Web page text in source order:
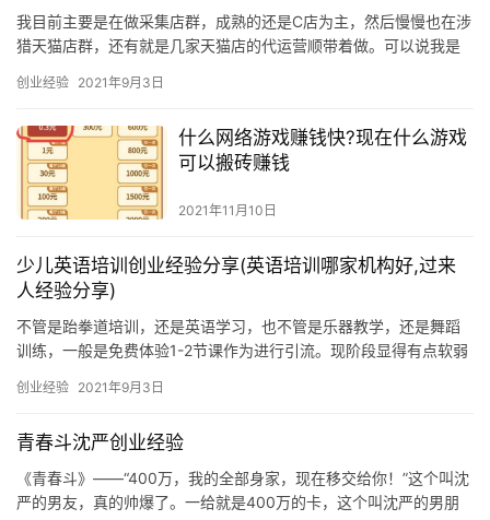
我目前主要是在做采集店群，成熟的还是C店为主，然后慢慢也在涉
猎天猫店群，还有就是几家天猫店的代运营顺带着做。可以说我是
这个概念做电商很多人应该都是模糊的，因为大多数人电商经历都
界定。而我是主要做
创业经验 2021年9月3日
什么网络游戏赚钱快?现在什么游戏
可以搬砖赚钱
2021年11月10日
少儿英语培训创业经验分享(英语培训哪家机构好,过来
人经验分享)
不管是跆拳道培训，还是英语学习，也不管是乐器教学，还是舞蹈
训练，一般是免费体验1-2节课作为进行引流。现阶段显得有点软弱
好。一、营销高手帮助策划：只给2份“礼物”业绩立即爆增。第一份
了如何可以让孩子学好英语的方法，以及介绍了这家英语机构的独
特教学理念（只要登记一下联系方式
创业经验 2021年9月3日
青春斗沈严创业经验
《青春斗》——“400万，我的全部身家，现在移交给你！”这个叫沈
严的男友，真的帅爆了。一给就是400万的卡，这个叫沈严的男朋